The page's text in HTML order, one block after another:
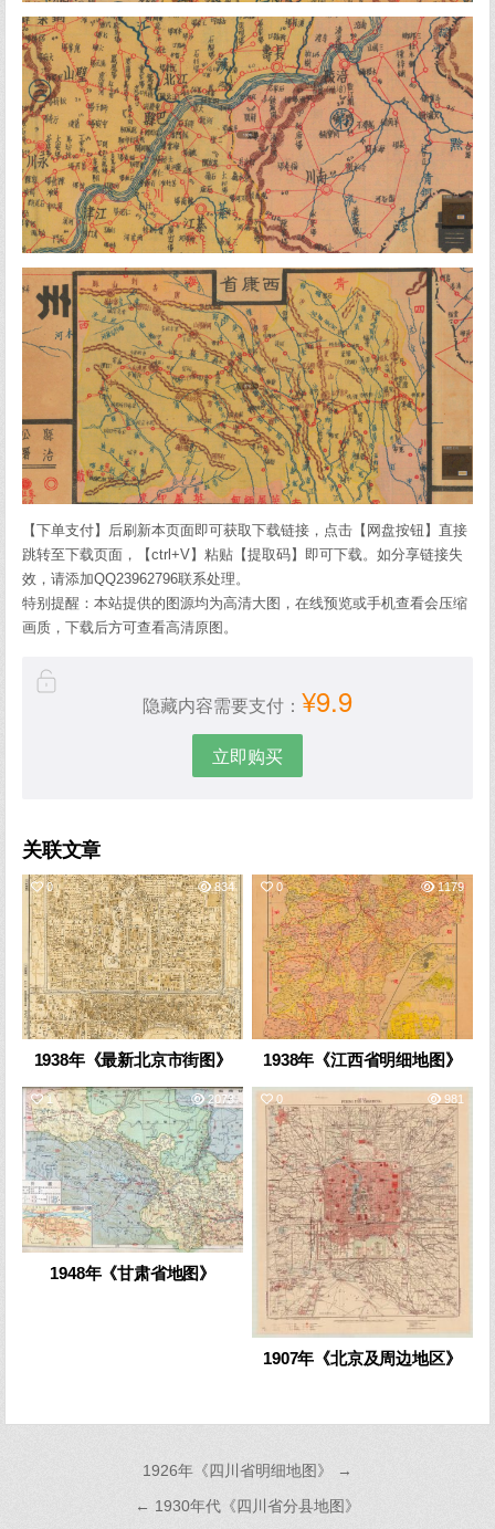
【下单支付】后刷新本页面即可获取下载链接，点击【网盘按钮】直接
跳转至下载页面，【ctrl+V】粘贴【提取码】即可下载。如分享链接失
效，请添加QQ23962796联系处理。
特别提醒：本站提供的图源均为高清大图，在线预览或手机查看会压缩
画质，下载后方可查看高清原图。
隐藏内容需要支付： ¥9.9
立即购买
关联文章
0 834
1938年《最新北京市街图》
0 1179
1938年《江西省明细地图》
1 2073
1948年《甘肃省地图》
0 981
1907年《北京及周边地区》
1926年《四川省明细地图》 →
← 1930年代《四川省分县地图》